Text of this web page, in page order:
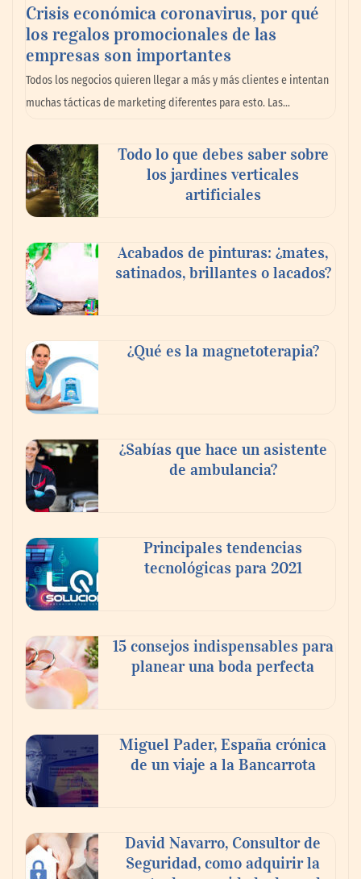
GITGE comunica la conclusión de la etapa
del Dr. Óscar Ondo como director general
El 82% de empresas industriales no
encuentra personal disponible: 100.000€
para formar nuevos profesionales
impulsando la colaboración en el sector
marítimo
Crisis económica coronavirus, por qué
los regalos promocionales de las
empresas son importantes
Todos los negocios quieren llegar a más y más clientes e intentan
muchas tácticas de marketing diferentes para esto. Las…
Todo lo que debes saber sobre
los jardines verticales
artificiales
Acabados de pinturas: ¿mates,
satinados, brillantes o lacados?
¿Qué es la magnetoterapia?
¿Sabías que hace un asistente
de ambulancia?
Principales tendencias
tecnológicas para 2021
15 consejos indispensables para
planear una boda perfecta
Miguel Pader, España crónica
de un viaje a la Bancarrota
David Navarro, Consultor de
Seguridad, como adquirir la